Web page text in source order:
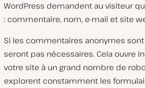
WordPress demandent au visiteur
: commentaire, nom, e-mail et site
Si les commentaires anonymes
seront pas nécessaires. Cela ouvre
votre site à un grand nombre de
explorent constamment les